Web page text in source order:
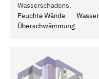
Wasserschadens.
Feuchte Wände
Überschwämmung